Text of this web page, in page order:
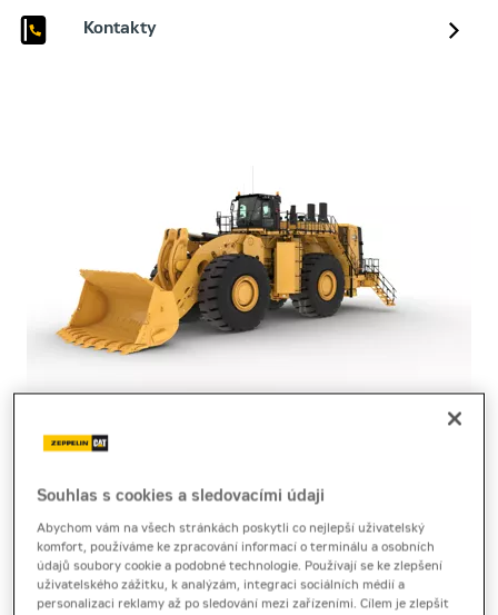
Kontakty
Technický list [0,3 MB] Produktový list [0,1 MB]
Brožura [14,5 MB]
Souhlas s cookies a sledovacími údaji
Abychom vám na všech stránkách poskytli co nejlepší uživatelský
komfort, používáme ke zpracování informací o terminálu a osobních
údajů soubory cookie a podobné technologie. Používají se ke zlepšení
uživatelského zážitku, k analýzám, integraci sociálních médií a
personalizaci reklamy až po sledování mezi zařízeními. Cílem je zlepšit